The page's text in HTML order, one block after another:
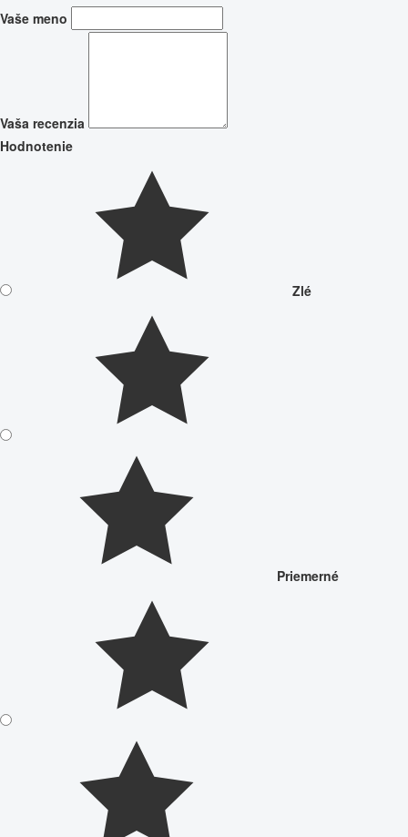
Vaše meno
Vaša recenzia
Hodnotenie
Zlé
Priemerné